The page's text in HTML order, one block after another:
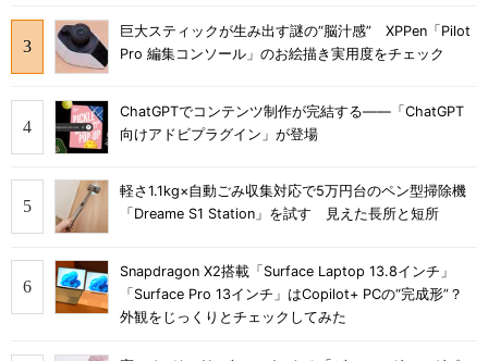
巨大スティックが生み出す謎の“脳汁感” XPPen「Pilot
Pro 編集コンソール」のお絵描き実用度をチェック
ChatGPTでコンテンツ制作が完結する――「ChatGPT
向けアドビプラグイン」が登場
軽さ1.1kg×自動ごみ収集対応で5万円台のペン型掃除機
「Dreame S1 Station」を試す 見えた長所と短所
Snapdragon X2搭載「Surface Laptop 13.8インチ」
「Surface Pro 13インチ」はCopilot+ PCの“完成形”？
外観をじっくりとチェックしてみた